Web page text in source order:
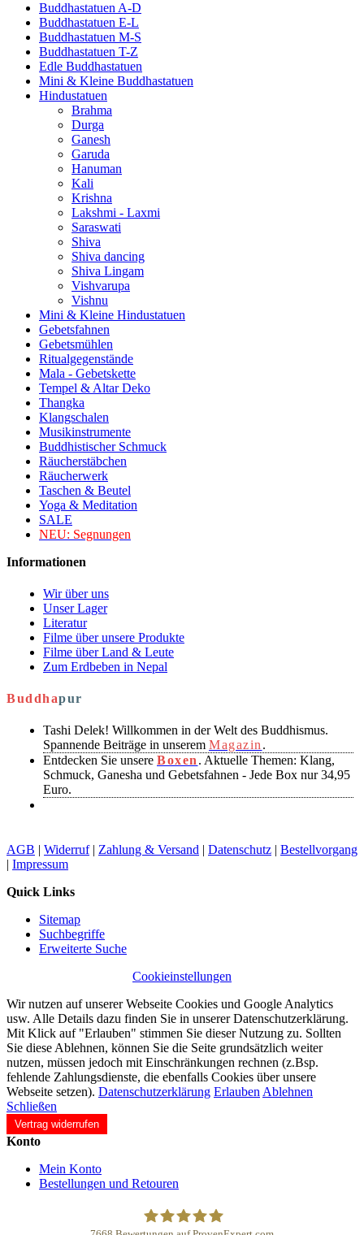
Buddhastatuen A-D
Buddhastatuen E-L
Buddhastatuen M-S
Buddhastatuen T-Z
Edle Buddhastatuen
Mini & Kleine Buddhastatuen
Hindustatuen
Brahma
Durga
Ganesh
Garuda
Hanuman
Kali
Krishna
Lakshmi - Laxmi
Saraswati
Shiva
Shiva dancing
Shiva Lingam
Vishvarupa
Vishnu
Mini & Kleine Hindustatuen
Gebetsfahnen
Gebetsmühlen
Ritualgegenstände
Mala - Gebetskette
Tempel & Altar Deko
Thangka
Klangschalen
Musikinstrumente
Buddhistischer Schmuck
Räucherstäbchen
Räucherwerk
Taschen & Beutel
Yoga & Meditation
SALE
NEU: Segnungen
Informationen
Wir über uns
Unser Lager
Literatur
Filme über unsere Produkte
Filme über Land & Leute
Zum Erdbeben in Nepal
Buddhapur
Tashi Delek! Willkommen in der Welt des Buddhismus.
Spannende Beiträge in unserem Magazin .
Entdecken Sie unsere Boxen . Aktuelle Themen: Klang,
Schmuck, Ganesha und Gebetsfahnen - Jede Box nur 34,95
Euro.
AGB | Widerruf| Zahlung & Versand | Datenschutz | Bestellvorgang
| Impressum
Quick Links
Sitemap
Suchbegriffe
Erweiterte Suche
Cookieinstellungen
Wir nutzen auf unserer Webseite Cookies und Google Analytics
usw. Alle Details dazu finden Sie in unserer Datenschutzerklärung.
Mit Klick auf "Erlauben" stimmen Sie dieser Nutzung zu. Sollten
Sie diese Ablehnen, können Sie die Seite grundsätzlich weiter
nutzen, müssen jedoch mit Einschränkungen rechnen (z.Bsp.
fehlende Zahlungsdienste, die ebenfalls Cookies über unsere
Webseite setzen). Datenschutzerklärung Erlauben Ablehnen
Schließen
Vertrag widerrufen
Konto
Mein Konto
Bestellungen und Retouren